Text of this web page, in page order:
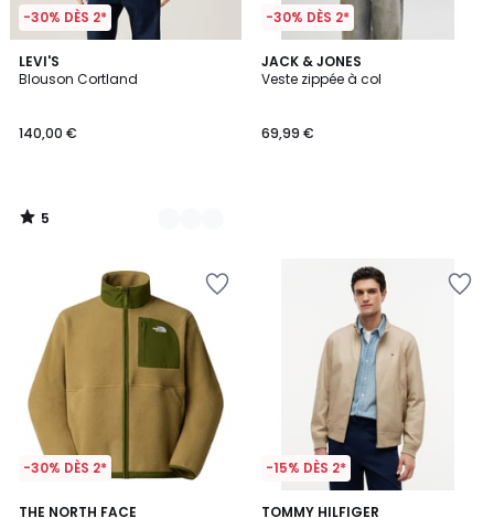
-30% DÈS 2*
LEVI'S
Blouson Cortland
140,00 €
5
/
2
Couleurs
5
/
-30% DÈS 2*
JACK & JONES
Veste zippée à col
69,99 €
-30% DÈS 2*
THE NORTH FACE
5
-15% DÈS 2*
TOMMY HILFIGER
2